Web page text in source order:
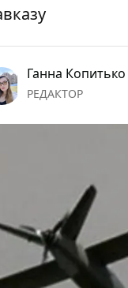
Ганна Копитько
РЕДАКТОР